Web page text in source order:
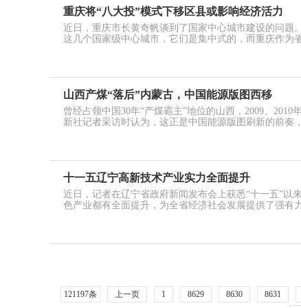
重庆将“八大投”模式下移区县或影响经济活力
近日，重庆市长黄奇帆谈到了国家中心城市建设的问题
这几个国家级中心城市，它们是集中式的，而重庆作为
山西产煤“落后”内蒙古，中国能源版图西移
曾经占领中国30年“产煤霸主”地位的山西，2009、
新社记者采访时认为，这正是中国能源版图刷新的前奏
十一五辽宁高新技术产业实力全面提升
近日，记者在辽宁省政府新闻发布会上获悉“十一五”
色产业都有全面提升，为全省经济社会发展提供了强有
121197条 上一页 1 8629 8630 8631